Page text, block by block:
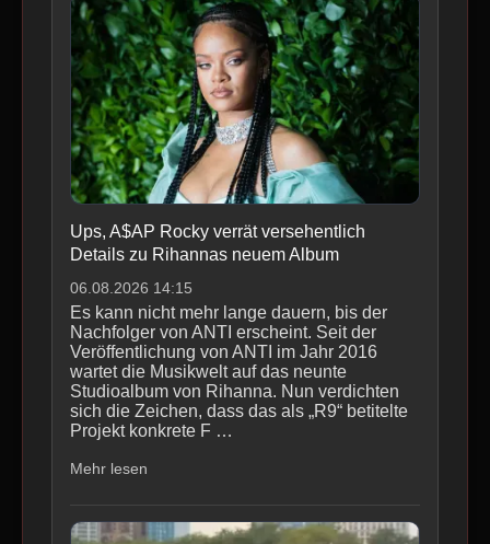
Ups, A$AP Rocky verrät versehentlich
Details zu Rihannas neuem Album
06.08.2026 14:15
Es kann nicht mehr lange dauern, bis der
Nachfolger von ANTI erscheint. Seit der
Veröffentlichung von ANTI im Jahr 2016
wartet die Musikwelt auf das neunte
Studioalbum von Rihanna. Nun verdichten
sich die Zeichen, dass das als „R9“ betitelte
Projekt konkrete F …
Mehr lesen